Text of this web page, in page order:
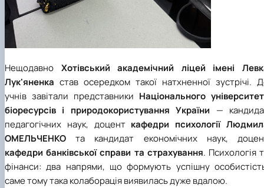
Нещодавно Хотівський академічний ліцей імені
Лук'яненка став осередком такої натхненної зустрічі.
учнів завітали представники Національного
біоресурсів і природокористування України —
педагогічних наук, доцент кафедри психології
ОМЕЛЬЧЕНКО та кандидат економічних наук,
кафедри банківської справи та страхування. Психологія
фінанси: два напрями, що формують успішну
саме тому така колаборація виявилась дуже вдалою.